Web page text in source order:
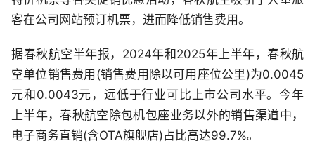
客在公司网站预订机票，进而降低销售费用。
据春秋航空半年报，2024年和2025年上半年，春秋航
空单位销售费用(销售费用除以可用座位公里)为0.0045
元和0.0043元，远低于行业可比上市公司水平。今年
上半年，春秋航空除包机包座业务以外的销售渠道中，
电子商务直销(含OTA旗舰店)占比高达99.7%。